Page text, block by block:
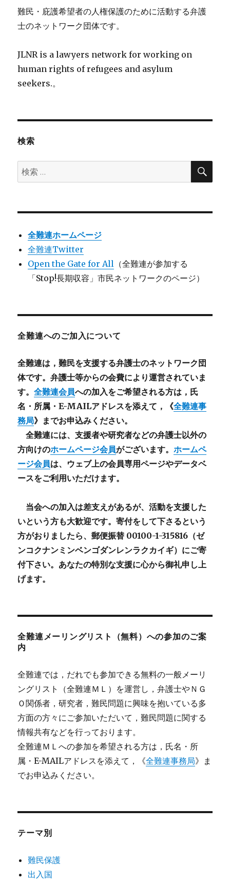
難民・庇護希望者の人権保護のために活動する弁護
士のネットワーク団体です。
JLNR is a lawyers network for working on
human rights of refugees and asylum
seekers.。
検索
検
索:
検
全難連ホームページ
全難連Twitter
Open the Gate for All （全難連が参加する
「Stop!長期収容」市民ネットワークのページ）
全難連へのご加入について
全難連は，難民を支援する弁護士のネットワーク団
体です。弁護士等からの会費により運営されていま
す。全難連会員への加入をご希望される方は，氏
名・所属・E-MAILアドレスを添えて，《全難連事
務局》までお申込みください。
全難連には、支援者や研究者などの弁護士以外の
方向けのホームページ会員がございます。ホームペ
ージ会員は、ウェブ上の会員専用ページやデータベ
ースをご利用いただけます。
当会への加入は差支えがあるが、活動を支援した
いという方も大歓迎です。寄付をして下さるという
方がおりましたら、郵便振替 00100-1-315816（ゼ
ンコクナンミンベンゴダンレンラクカイギ）にご寄
付下さい。あなたの特別な支援に心から御礼申し上
げます。
全難連メーリングリスト（無料）への参加のご案
内
全難連では，だれでも参加できる無料の一般メーリ
ングリスト（全難連ＭＬ）を運営し，弁護士やＮＧ
Ｏ関係者，研究者，難民問題に興味を抱いている多
方面の方々にご参加いただいて，難民問題に関する
情報共有などを行っております。
全難連ＭＬへの参加を希望される方は，氏名・所
属・E-MAILアドレスを添えて，《全難連事務局》ま
でお申込みください。
テーマ別
難民保護
出入国